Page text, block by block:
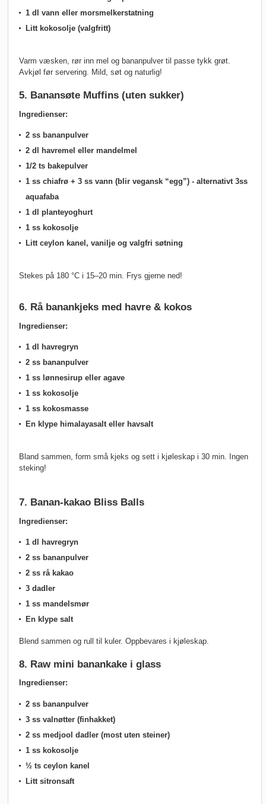
1 dl vann eller morsmelkerstatning
Litt kokosolje (valgfritt)
Varm væsken, rør inn mel og bananpulver til passe tykk grøt.
Avkjøl før servering. Mild, søt og naturlig!
5. Banansøte Muffins (uten sukker)
Ingredienser:
2 ss bananpulver
2 dl havremel eller mandelmel
1/2 ts bakepulver
1 ss chiafrø + 3 ss vann (blir vegansk “egg”) - alternativt 3ss
aquafaba
1 dl planteyoghurt
1 ss kokosolje
Litt ceylon kanel, vanilje og valgfri søtning
Stekes på 180 °C i 15–20 min. Frys gjerne ned!
6. Rå banankjeks med havre & kokos
Ingredienser:
1 dl havregryn
2 ss bananpulver
1 ss lønnesirup eller agave
1 ss kokosolje
1 ss kokosmasse
En klype himalayasalt eller havsalt
Bland sammen, form små kjeks og sett i kjøleskap i 30 min. Ingen
steking!
7. Banan-kakao Bliss Balls
Ingredienser:
1 dl havregryn
2 ss bananpulver
2 ss rå kakao
3 dadler
1 ss mandelsmør
En klype salt
Blend sammen og rull til kuler. Oppbevares i kjøleskap.
8. Raw mini banankake i glass
Ingredienser:
2 ss bananpulver
3 ss valnøtter (finhakket)
2 ss medjool dadler (most uten steiner)
1 ss kokosolje
½ ts ceylon kanel
Litt sitronsaft